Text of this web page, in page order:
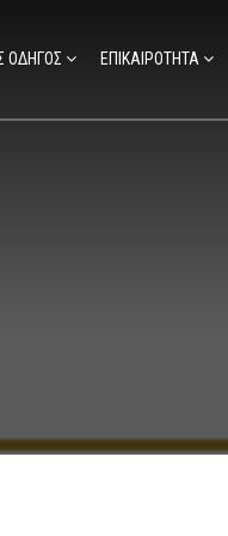
ΟΔΗΓΟΣ ΕΠΙΚΑΙΡΟΤΗΤΑ